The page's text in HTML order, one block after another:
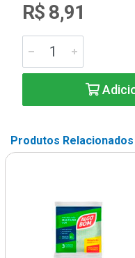
R$ 8,91
Produtos Relacionados